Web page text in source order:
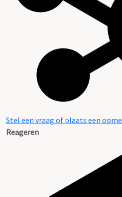
Stel een vraag of plaats een
Reageren